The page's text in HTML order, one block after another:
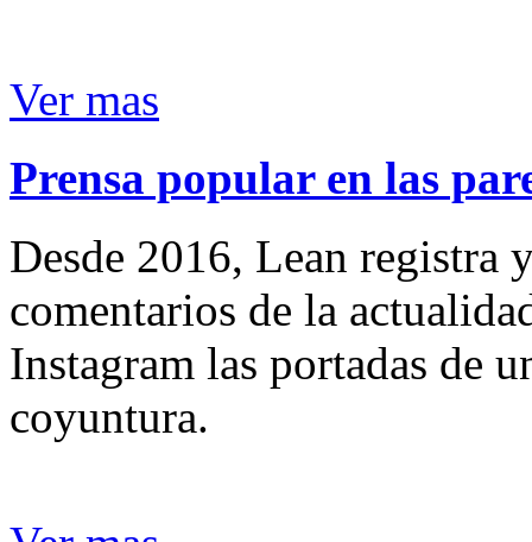
Ver mas
Prensa popular en las
Desde 2016, Lean registra
comentarios de la
Instagram las portadas de
coyuntura.